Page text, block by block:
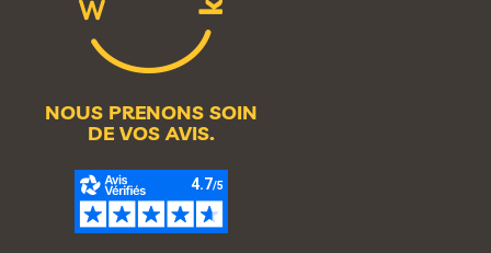
NOUS PRENONS SOIN
DE VOS AVIS.